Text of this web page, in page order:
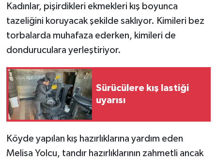
Kadınlar, pişirdikleri ekmekleri kış boyunca
tazeliğini koruyacak şekilde saklıyor. Kimileri bez
torbalarda muhafaza ederken, kimileri de
donduruculara yerleştiriyor.
Sürücülere kış lastiği
uyarısı
Köyde yapılan kış hazırlıklarına yardım eden
Melisa Yolcu, tandır hazırlıklarının zahmetli ancak